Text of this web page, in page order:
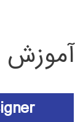
آموزش